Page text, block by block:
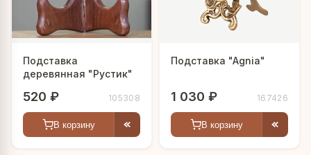
Подставка
деревянная "Рустик"
520 ₽ 105308
В корзину
Подставка "Agnia"
1 030 ₽ 167426
В корзину